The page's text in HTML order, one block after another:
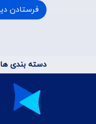
دسته بندی